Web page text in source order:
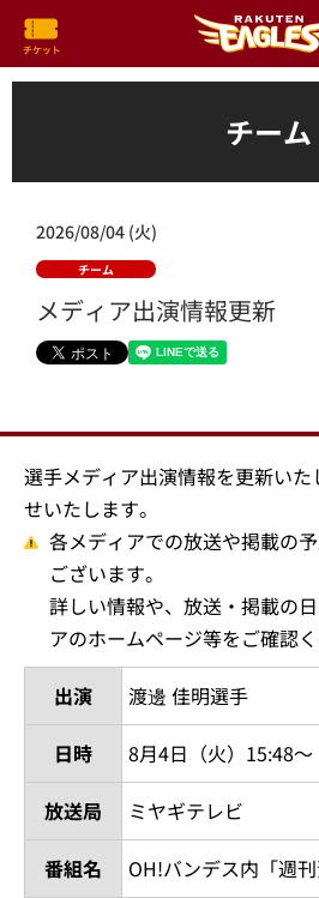
チーム
2026/08/04 (火)
チーム
メディア出演情報更新
選手メディア出演情報を更新い
せいたします。
各メディアでの放送や掲載の
ございます。
詳しい情報や、放送・掲載の
アのホームページ等をご確認く
出演
渡邊 佳明選手
日時
8月4日（火）15:48～
放送局
ミヤギテレビ
番組名
OH!バンデス内「週刊